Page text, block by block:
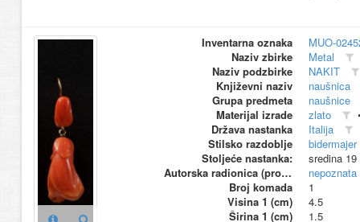
Inventarna oznaka
MUO-
Naziv zbirke
Metal
Naziv podzbirke
NAKIT
Književni naziv
naušnica
Grupa predmeta
naušnice
Materijal izrade
zlato
Država nastanka
Italija
Stilsko razdoblje
bidermajer
Stoljeće nastanka:
sredina 19
Autorska radionica (proizvođač)
nepoznata
Broj komada
1
Visina 1 (cm)
4.5
Širina 1 (cm)
1.5